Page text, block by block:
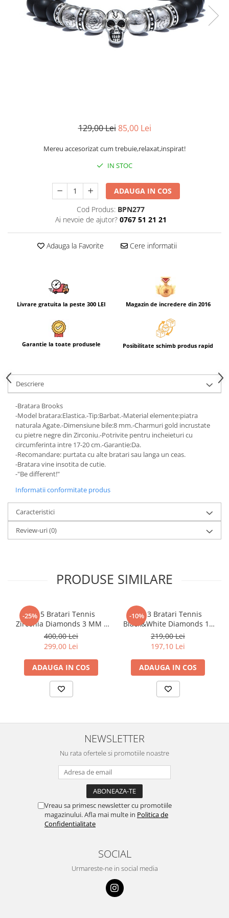
CERCEI
CEASURI DAMA
129,00 Lei 85,00 Lei
Mereu accesorizat cum trebuie,relaxat,inspirat!
IN STOC
ADAUGA IN COS
Cod Produs: BPN277
Ai nevoie de ajutor? 0767 51 21 21
Adauga la Favorite Cere informatii
Livrare gratuita la peste 300 LEI Magazin de incredere din 2016
Garantie la toate produsele Posibilitate schimb produs rapid
Descriere
-Bratara Brooks
-Model bratara:Elastica.-Tip:Barbat.-Material elemente:piatra
naturala Agate.-Dimensiune bile:8 mm.-Charmuri gold incrustate
cu pietre negre din Zirconiu.-Potrivite pentru incheieturi cu
circumferinta intre 17-20 cm.-Garantie:Da.
-Recomandare: purtata cu alte bratari sau langa un ceas.
-Bratara vine insotita de cutie.
-"Be different!"
Informatii conformitate produs
Caracteristici
Review-uri(0)
PRODUSE SIMILARE
-25%
Set 5 Bratari Tennis
Zirconia Diamonds 3 MM /
19.5 CM
400,00 Lei
299,00 Lei
ADAUGA IN COS
-10%
Set 3 Bratari Tennis
Black&White Diamonds 19
CM
219,00 Lei
197,10 Lei
ADAUGA IN COS
NEWSLETTER
Nu rata ofertele si promotiile noastre
Vreau sa primesc newsletter cu promotiile
magazinului. Afla mai multe in Politica de
Confidentialitate
SOCIAL
Urmareste-ne in social media